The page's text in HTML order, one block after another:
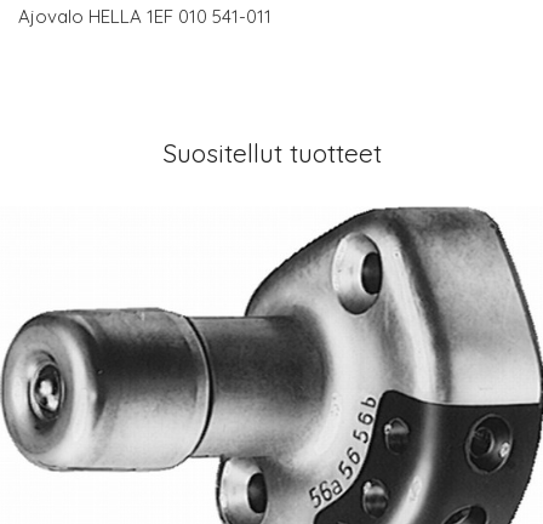
Ajovalo HELLA 1EF 010 541-011
Suositellut tuotteet